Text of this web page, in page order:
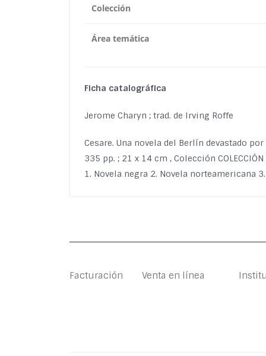
Colección
Área temática
Ficha catalográfica
Jerome Charyn ; trad. de Irving Roffe
Cesare. Una novela del Berlín devastado
335 pp. ; 21 x 14 cm , Colección COLECCIÓN
1. Novela negra 2. Novela norteamericana
Facturación Venta en línea